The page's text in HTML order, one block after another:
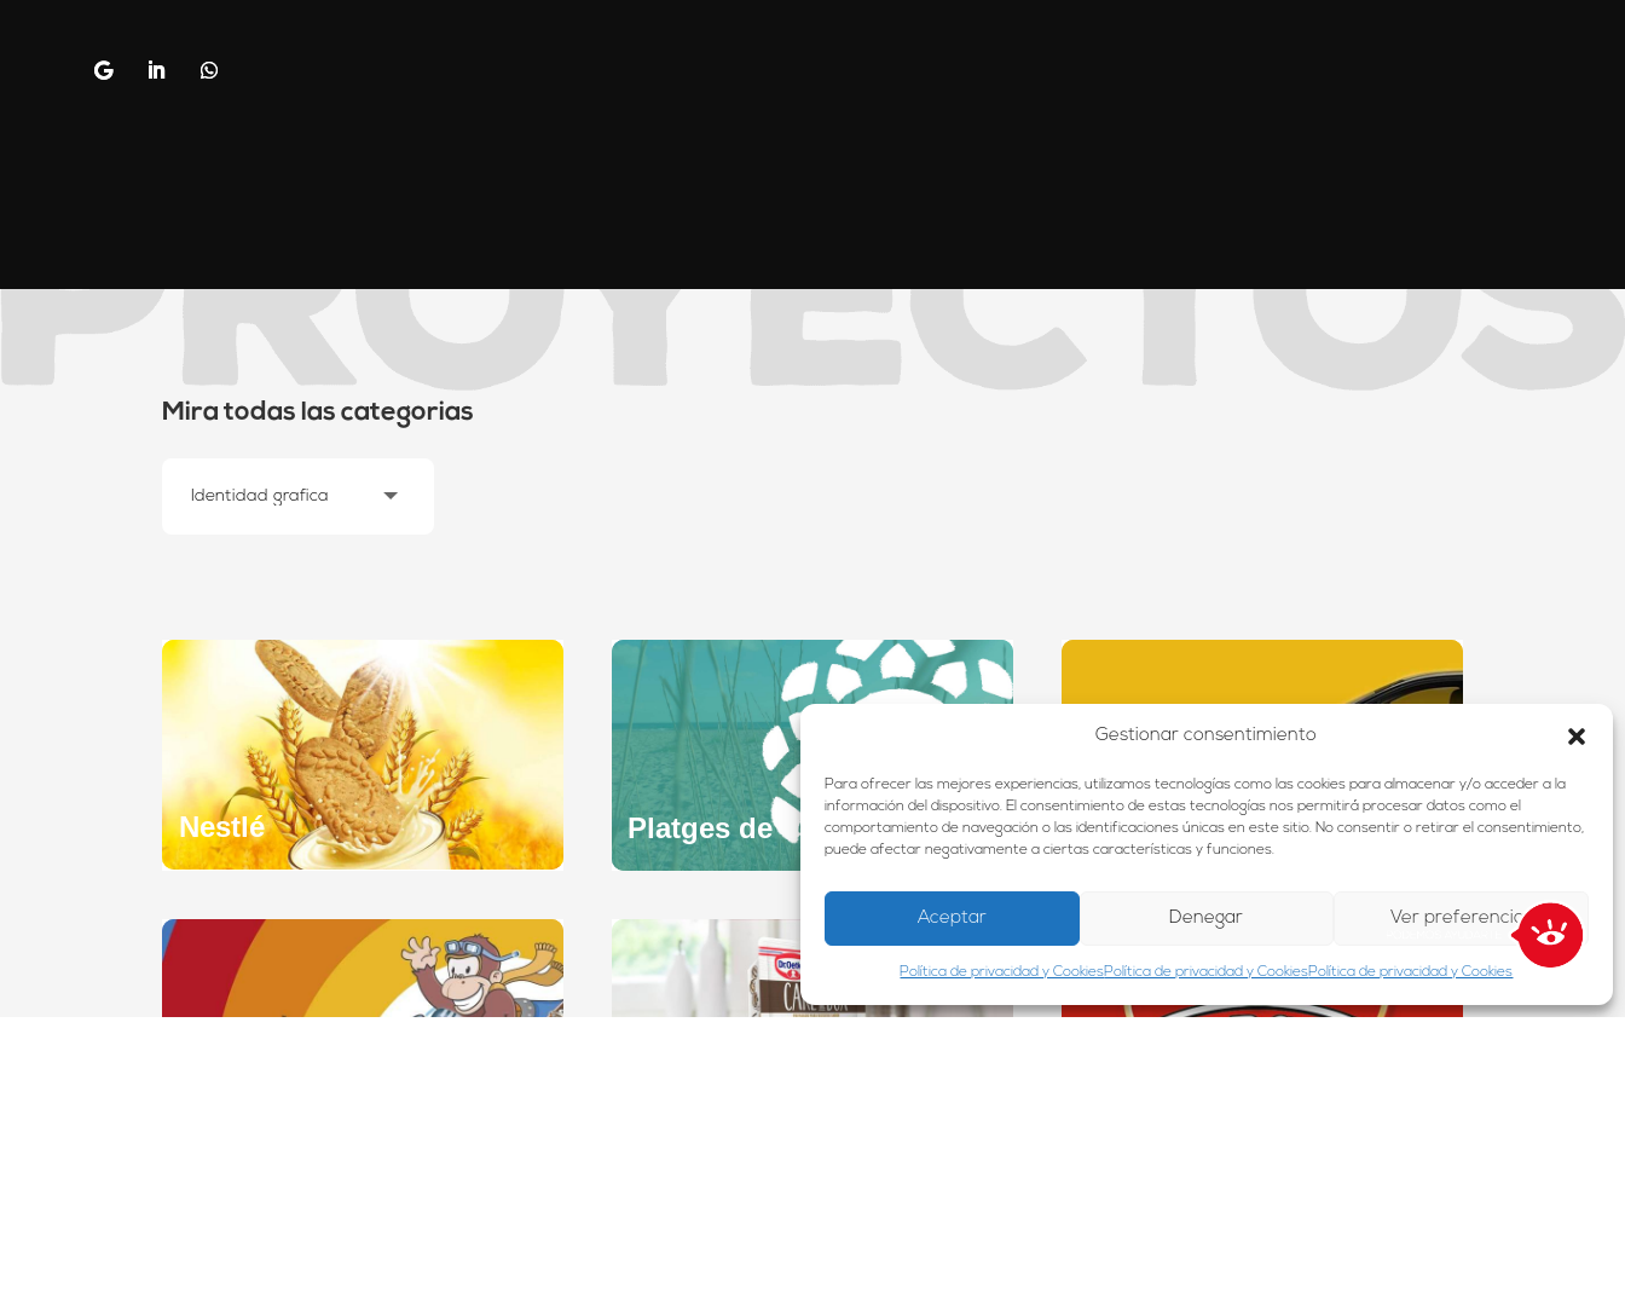
Gestionar consentimiento
Para ofrecer las mejores experiencias, utilizamos tecnologías como las cookies para almacenar y/o acceder a la
información del dispositivo. El consentimiento de estas tecnologías nos permitirá procesar datos como el
comportamiento de navegación o las identificaciones únicas en este sitio. No consentir o retirar el consentimiento,
puede afectar negativamente a ciertas características y funciones.
Aceptar Denegar Ver preferencias
Política de privacidad y CookiesPolítica de privacidad y CookiesPolítica de privacidad y Cookies
Mira todas las categorias
Nestlé Platges de Calafell Clemente